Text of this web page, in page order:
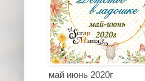
май июнь 2020г